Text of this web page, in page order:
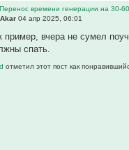
времени генерации на 30-
04 апр 2025, 06:01
пример, вчера не сумел
спать.
отметил этот пост как